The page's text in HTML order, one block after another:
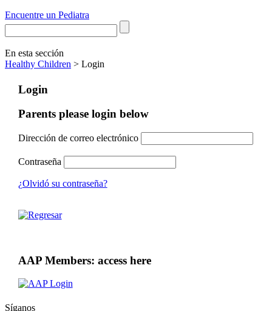
Encuentre un Pediatra
En esta sección
Healthy Children > Login
Login
Parents please login below
Dirección de correo electrónico
Contraseña
¿Olvidó su contraseña?
AAP Members: access here
Síganos